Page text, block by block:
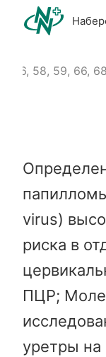
56, 58, 59, 66,
virus)
риска в
ПЦР;
уретры